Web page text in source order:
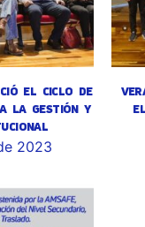
EL CICLO DE
LA GESTIÓN Y
2023